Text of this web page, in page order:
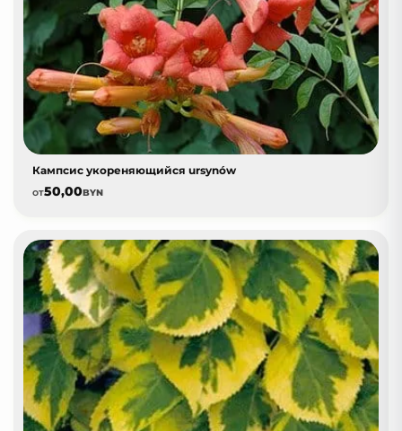
Кампсис укореняющийся ursynów
от50,00BYN